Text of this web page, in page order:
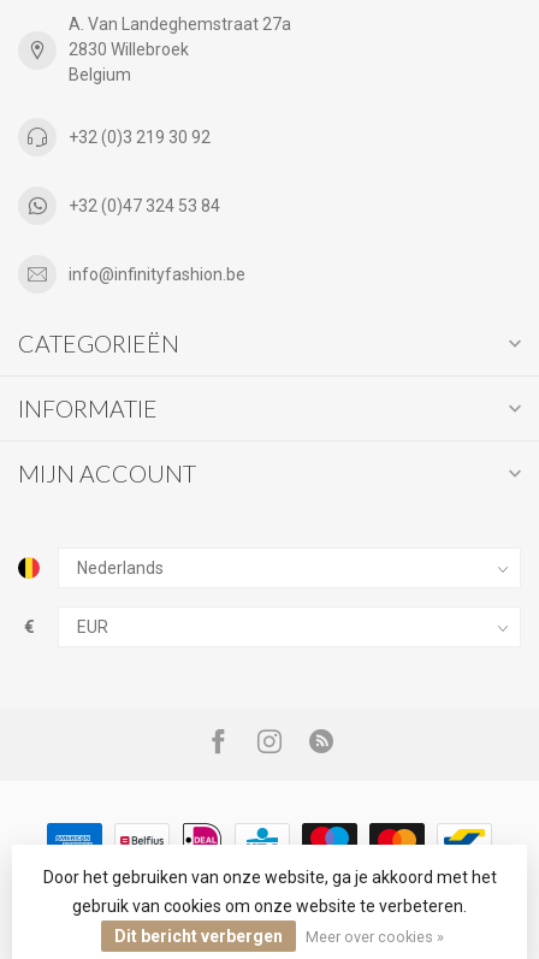
A. Van Landeghemstraat 27a
2830 Willebroek
Belgium
+32 (0)3 219 30 92
+32 (0)47 324 53 84
info@infinityfashion.be
CATEGORIEËN
INFORMATIE
MIJN ACCOUNT
€
© Copyright 2026 Infinity Fashion
Door het gebruiken van onze website, ga je akkoord met het
gebruik van cookies om onze website te verbeteren.
Dit bericht verbergen
Meer over cookies »